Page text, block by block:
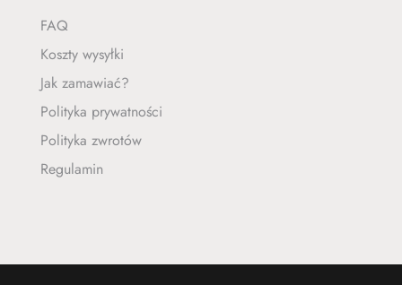
FAQ
Koszty wysyłki
Jak zamawiać?
Polityka prywatności
Polityka zwrotów
Regulamin